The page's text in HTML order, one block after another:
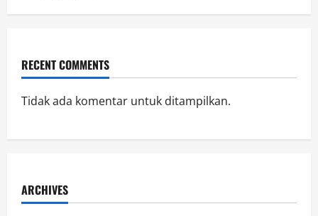
RECENT COMMENTS
Tidak ada komentar untuk ditampilkan.
ARCHIVES